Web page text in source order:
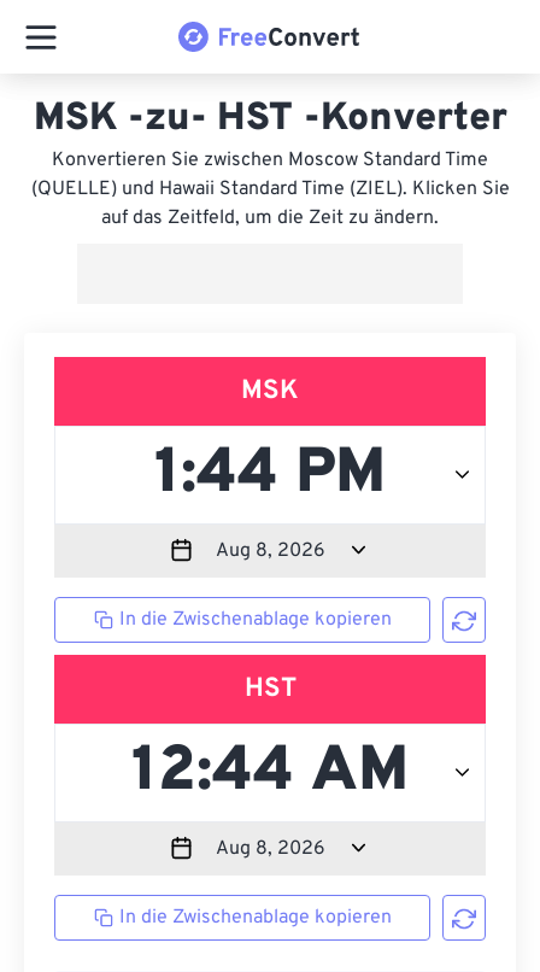
MSK -zu- HST -Konverter
Konvertieren Sie zwischen Moscow Standard Time
(QUELLE) und Hawaii Standard Time (ZIEL). Klicken Sie
auf das Zeitfeld, um die Zeit zu ändern.
MSK
In die Zwischenablage kopieren
HST
In die Zwischenablage kopieren